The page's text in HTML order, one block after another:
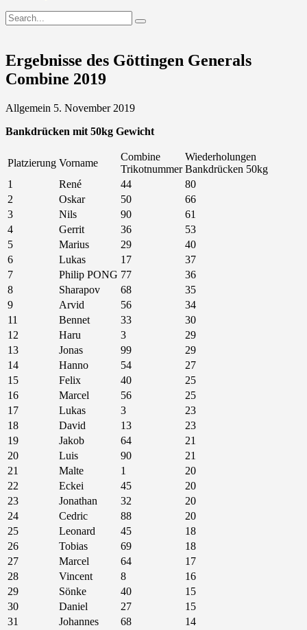
Ergebnisse des Göttingen Generals
Combine 2019
Allgemein 5. November 2019
Bankdrücken mit 50kg Gewicht
Platzierung Vorname
Combine
Trikotnummer
Wiederholungen
Bankdrücken 50kg
1
René 44
80
2
Oskar 50
66
3
Nils 90
61
4
Gerrit 36
53
5
Marius 29
40
6
Lukas 17
37
7
Philip PONG 77
36
8
Sharapov 68
35
9
Arvid 56
34
11
Bennet 33
30
12
Haru 3
29
13
Jonas 99
29
14
Hanno 54
27
15
Felix 40
25
16
Marcel 56
25
17
Lukas 3
23
18
David 13
23
19
Jakob 64
21
20
Luis 90
21
21
Malte 1
20
22
Eckei 45
20
23
Jonathan 32
20
24
Cedric 88
20
25
Leonard 45
18
26
Tobias 69
18
27
Marcel 64
17
28
Vincent 8
16
29
Sönke 40
15
30
Daniel 27
15
31
Johannes 68 14